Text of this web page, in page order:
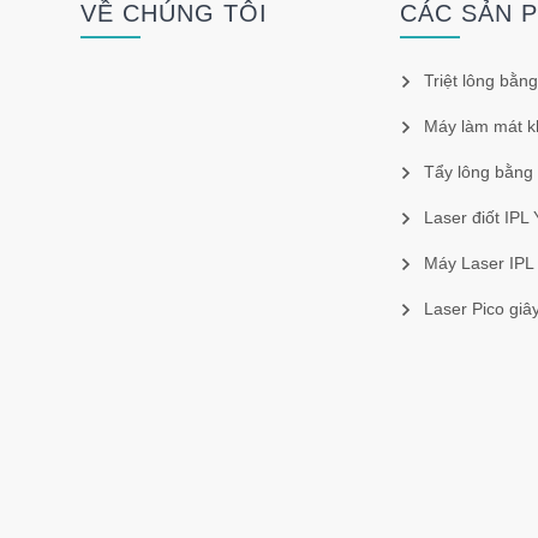
VỀ CHÚNG TÔI CÁC SẢN
Triệt lông
Máy làm mát
Tẩy lông
Laser điốt IPL
Máy Laser IPL
Laser Pico